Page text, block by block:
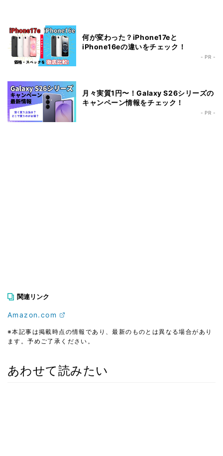
何が変わった？iPhone17eと
iPhone16eの違いをチェック！
- PR -
月々実質1円〜！Galaxy S26シリーズの
キャンペーン情報をチェック！
- PR -
関連リンク
Amazon.com
※本記事は掲載時点の情報であり、最新のものとは異なる場合があり
ます。予めご了承ください。
あわせて読みたい